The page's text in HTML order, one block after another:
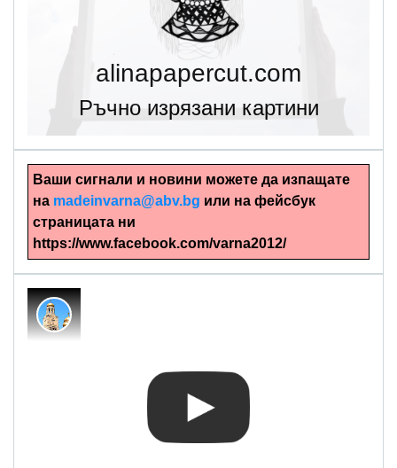
alinapapercut.com
Ръчно изрязани картини
Ваши сигнали и новини можете да изпащате
на madeinvarna@abv.bg или на фейсбук
страницата ни
https://www.facebook.com/varna2012/